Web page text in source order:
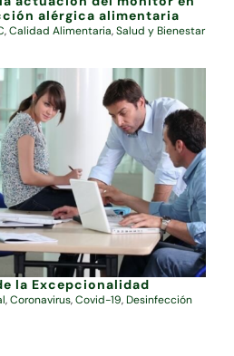
alérgica alimentaria
,Calidad Alimentaria,Salud y Bienestar
la Excepcionalidad
,Coronavirus,Covid-19,Desinfección